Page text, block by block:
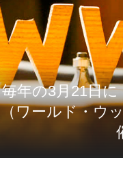
毎年の3月21日に
（ワールド・ウ